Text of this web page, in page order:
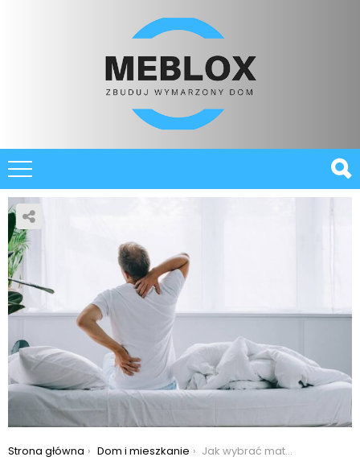
You are here:
Strona główna Dom i mieszkanie
Jak wybrać materac na ból pleców?